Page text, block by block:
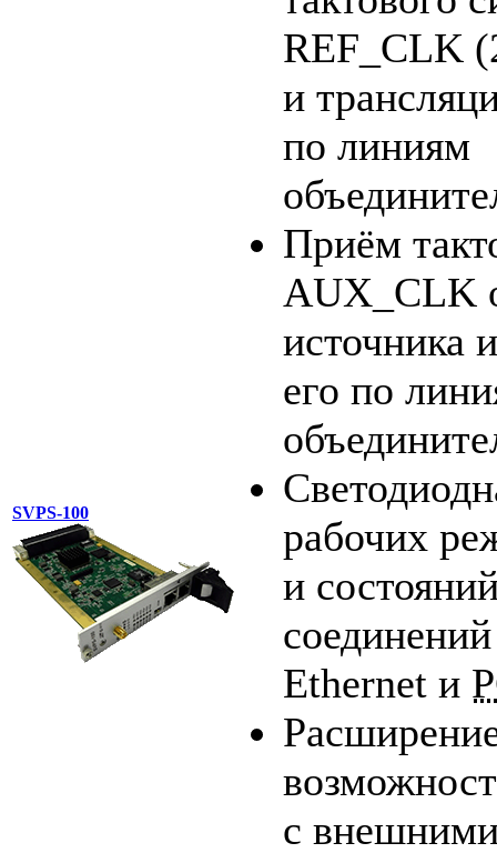
SVPS-100
REF_CLK
и
по линиям
Приём
AUX_CLK
источника
его по
рабочих
и
Ethernet и
с